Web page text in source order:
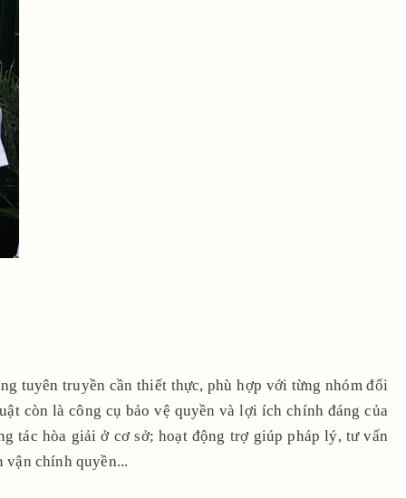
tuyên truyền cần thiết thực, phù hợp với từng nhóm đối
còn là công cụ bảo vệ quyền và lợi ích chính đáng của
tác hòa giải ở cơ sở; hoạt động trợ giúp pháp lý, tư vấn
vận chính quyền...